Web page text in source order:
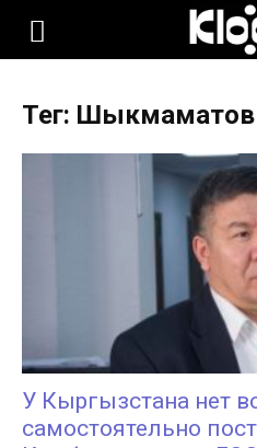
KLOOP.KG
Тег: Шыкмаматов
У Кыргызстана нет
самостоятельно